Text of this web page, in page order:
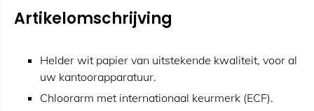
Artikelomschrijving
Helder wit papier van uitstekende kwaliteit, voor al
uw kantoorapparatuur.
Chloorarm met internationaal keurmerk (ECF).